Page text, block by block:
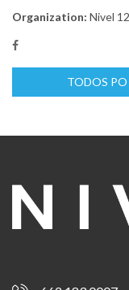
Organization: Nivel
TODOS